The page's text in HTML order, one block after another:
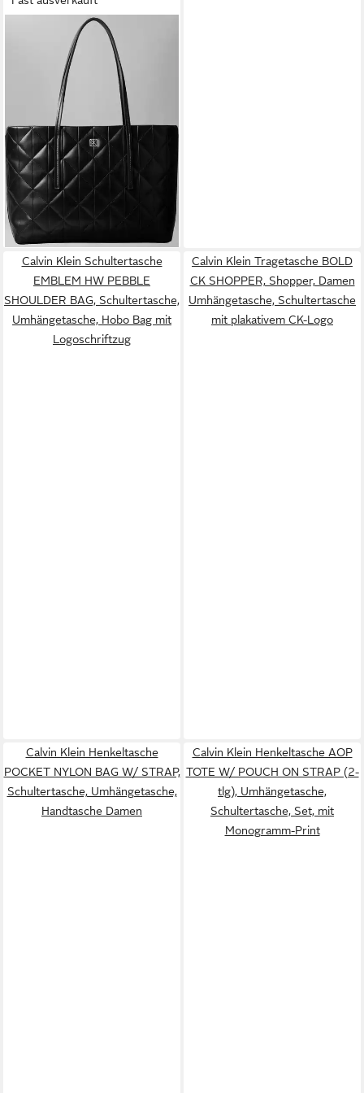
CALVIN KLEIN
Tragetasche QUILTED SMALL
TOTE, Damen Schultertasche,
Handtasche, Umhängetasche
mit Ziersteppungen
149,90 €
lieferbar - in 1-2 Werktagen bei dir
Calvin Klein Schultertasche
EMBLEM HW PEBBLE
SHOULDER BAG, Schultertasche,
Umhängetasche, Hobo Bag mit
Logoschriftzug
Calvin Klein Tragetasche BOLD
CK SHOPPER, Shopper, Damen
Umhängetasche, Schultertasche
mit plakativem CK-Logo
Calvin Klein Henkeltasche
POCKET NYLON BAG W/ STRAP,
Schultertasche, Umhängetasche,
Handtasche Damen
Calvin Klein Henkeltasche AOP
TOTE W/ POUCH ON STRAP (2-
tlg), Umhängetasche,
Schultertasche, Set, mit
Monogramm-Print